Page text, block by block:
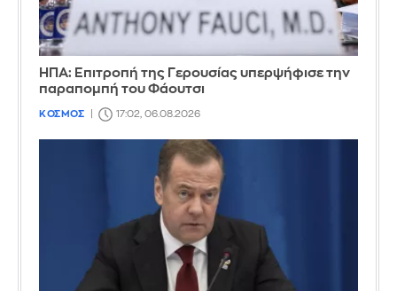
ΗΠΑ: Επιτροπή της Γερουσίας υπερψήφισε την
παραπομπή του Φάουτσι
ΚΟΣΜΟΣ 17:02, 06.08.2026